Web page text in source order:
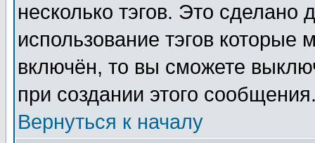
несколько тэгов. Это сделано
использование тэгов
включён, то вы сможете
при создании этого
Вернуться к началу